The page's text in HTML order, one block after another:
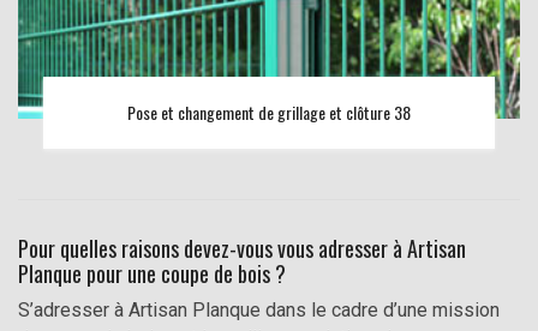
Pose et changement de grillage et clôture 38
Pour quelles raisons devez-vous vous adresser à Artisan
Planque pour une coupe de bois ?
S’adresser à Artisan Planque dans le cadre d’une mission